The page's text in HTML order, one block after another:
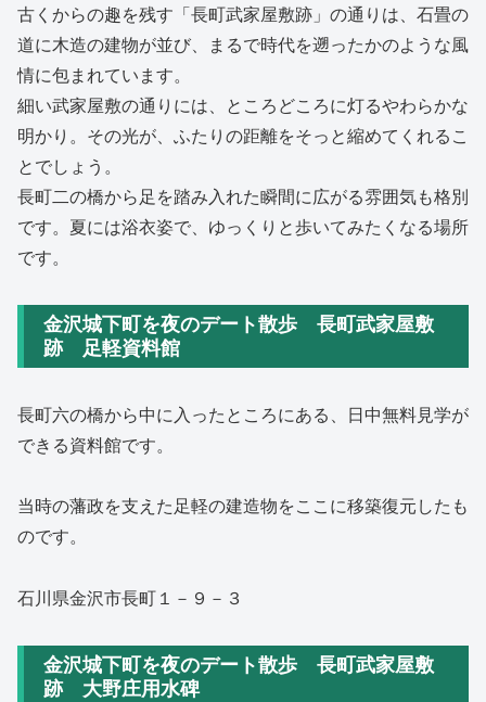
古くからの趣を残す「長町武家屋敷跡」の通りは、石畳の
道に木造の建物が並び、まるで時代を遡ったかのような風
情に包まれています。
細い武家屋敷の通りには、ところどころに灯るやわらかな
明かり。その光が、ふたりの距離をそっと縮めてくれるこ
とでしょう。
長町二の橋から足を踏み入れた瞬間に広がる雰囲気も格別
です。夏には浴衣姿で、ゆっくりと歩いてみたくなる場所
です。
金沢城下町を夜のデート散歩 長町武家屋敷
跡 足軽資料館
長町六の橋から中に入ったところにある、日中無料見学が
できる資料館です。
当時の藩政を支えた足軽の建造物をここに移築復元したも
のです。
石川県金沢市長町１－９－３
金沢城下町を夜のデート散歩 長町武家屋敷
跡 大野庄用水碑